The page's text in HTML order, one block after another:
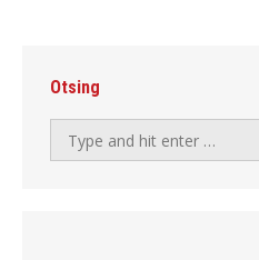
Otsing
Search: